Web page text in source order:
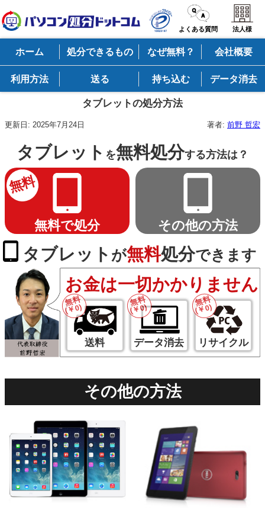
よくある質問 法人様
ホーム 処分できるもの なぜ無料？ 会社概要
利用方法 送る 持ち込む データ消去
タブレットの処分方法
更新日: 2025年7月24日 著者: 前野 哲宏
タブレット を無料処分する方法は？
無料
無料で処分 その他の方法
タブレット が無料処分できます
お金は一切かかりません
送料 データ消去 リサイクル
無料
(￥0)
無料
(￥0)
無料
(￥0)
その他の方法